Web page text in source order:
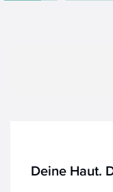
Deine Haut.